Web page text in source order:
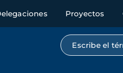
Proyectos
Búsqueda